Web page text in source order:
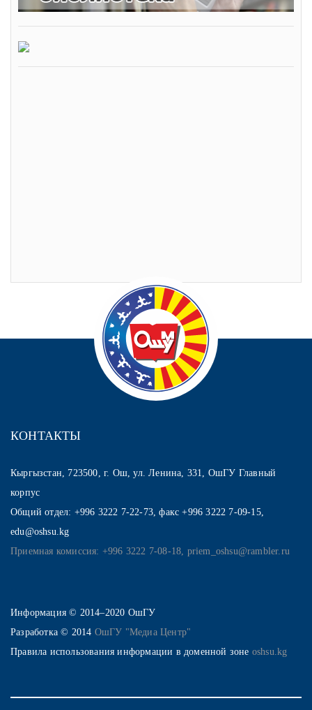
КОНТАКТЫ
Кыргызстан, 723500, г. Ош, ул. Ленина, 331, ОшГУ Главный
корпус
Общий отдел: +996 3222 7-22-73, факс +996 3222 7-09-15,
edu@oshsu.kg
Приемная комиссия: +996 3222 7-08-18, priem_oshsu@rambler.ru
Информация © 2014–2020 ОшГУ
Разработка © 2014 ОшГУ "Медиа Центр"
Правила использования информации в доменной зоне oshsu.kg